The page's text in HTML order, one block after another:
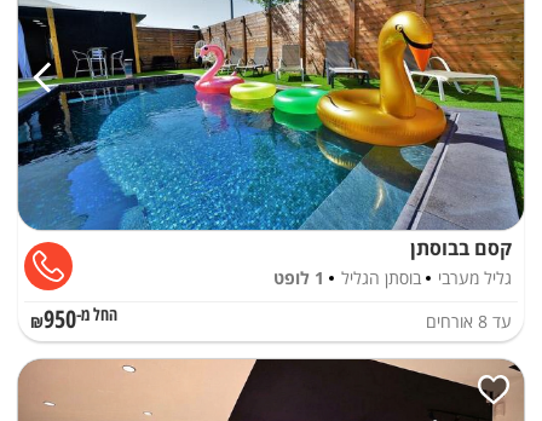
קסם בבוסתן
גליל מערבי בוסתן הגליל
1 לופט
עד 8 אורחים החל מ-₪950